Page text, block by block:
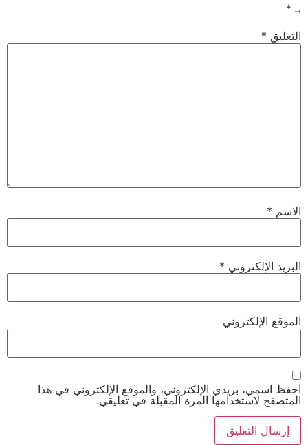
بـ *
التعليق *
الاسم *
البريد الإلكتروني *
الموقع الإلكتروني
احفظ اسمي، بريدي الإلكتروني، والموقع الإلكتروني في هذا
المتصفح لاستخدامها المرة المقبلة في تعليقي.